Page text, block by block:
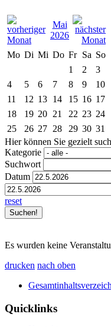
Mai
2026
Mo Di Mi Do Fr Sa So
1
2
3
4
5 6 7 8 9
10
11
12 13 14 15 16 17
18
19 20 21 22 23 24
25
26 27 28 29 30 31
Hier können Sie gezielt
Kategorie
Suchwort
Datum
reset
Es wurden keine
drucken nach oben
Quicklinks